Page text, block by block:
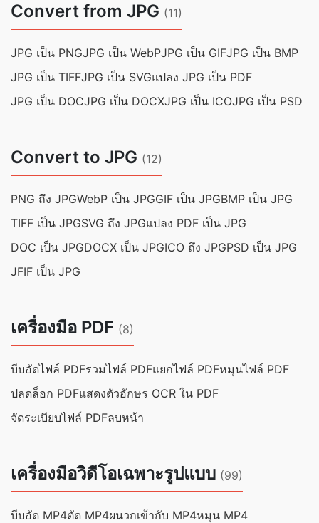
Convert from JPG (11)
JPG เป็น PNGJPG เป็น WebPJPG เป็น GIFJPG เป็น BMP
JPG เป็น TIFFJPG เป็น SVGแปลง JPG เป็น PDF
JPG เป็น DOCJPG เป็น DOCXJPG เป็น ICOJPG เป็น PSD
Convert to JPG (12)
PNG ถึง JPGWebP เป็น JPGGIF เป็น JPGBMP เป็น JPG
TIFF เป็น JPGSVG ถึง JPGแปลง PDF เป็น JPG
DOC เป็น JPGDOCX เป็น JPGICO ถึง JPGPSD เป็น JPG
JFIF เป็น JPG
เครื่องมือ PDF (8)
บีบอัดไฟล์ PDFรวมไฟล์ PDFแยกไฟล์ PDFหมุนไฟล์ PDF
ปลดล็อก PDFแสดงตัวอักษร OCR ใน PDF
จัดระเบียบไฟล์ PDFลบหน้า
เครื่องมือวิดีโอเฉพาะรูปแบบ (99)
บีบอัด MP4ตัด MP4ผนวกเข้ากับ MP4หมุน MP4